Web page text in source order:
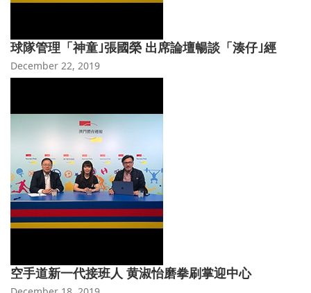
球隊管理「神童｣張國榮 出席論壇暢談「湊仔｣經
December 22, 2019
空手道新一代接班人 黄淑怡磨拳刷掌迎中心